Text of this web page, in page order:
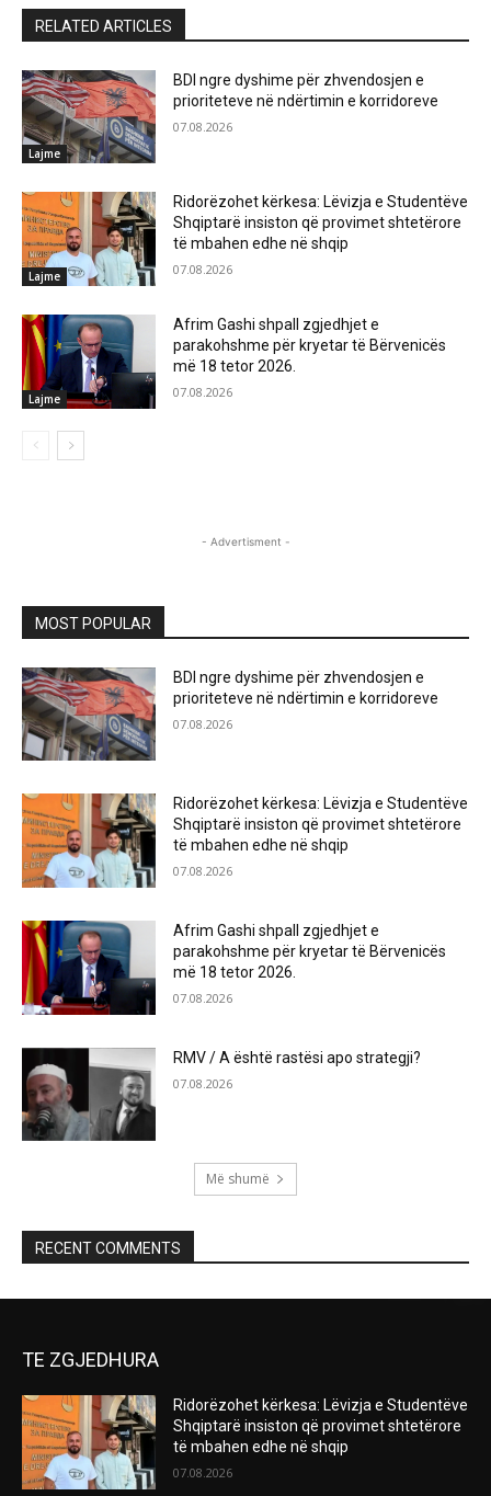
RELATED ARTICLES
Lajme
BDI ngre dyshime për zhvendosjen e
prioriteteve në ndërtimin e korridoreve
07.08.2026
Lajme
Ridorëzohet kërkesa: Lëvizja e Studentëve
Shqiptarë insiston që provimet shtetërore
të mbahen edhe në shqip
07.08.2026
Lajme
Afrim Gashi shpall zgjedhjet e
parakohshme për kryetar të Bërvenicës
më 18 tetor 2026.
07.08.2026
- Advertisment -
MOST POPULAR
BDI ngre dyshime për zhvendosjen e
prioriteteve në ndërtimin e korridoreve
07.08.2026
Ridorëzohet kërkesa: Lëvizja e Studentëve
Shqiptarë insiston që provimet shtetërore
të mbahen edhe në shqip
07.08.2026
Afrim Gashi shpall zgjedhjet e
parakohshme për kryetar të Bërvenicës
më 18 tetor 2026.
07.08.2026
RMV / A është rastësi apo strategji?
07.08.2026
Më shumë
RECENT COMMENTS
TE ZGJEDHURA
Ridorëzohet kërkesa: Lëvizja e Studentëve
Shqiptarë insiston që provimet shtetërore
të mbahen edhe në shqip
07.08.2026